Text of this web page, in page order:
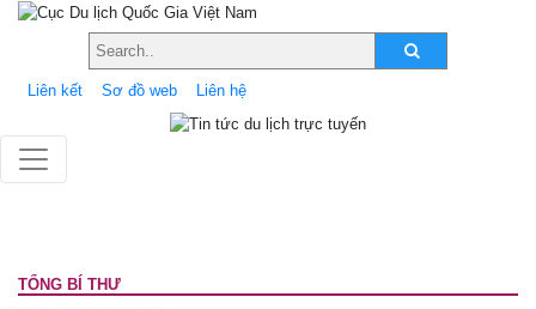
Liên kết Sơ đồ web Liên hệ
TỔNG BÍ THƯ